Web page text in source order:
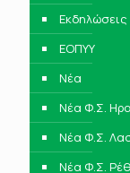
Εκδηλώσεις
ΕΟΠΥΥ
Νέα
Νέα Φ.Σ.
Νέα Φ.Σ.
Νέα Φ.Σ.